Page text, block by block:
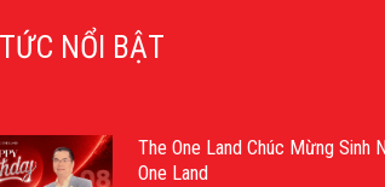
NỔI BẬT
The One Land Chúc Mừng
One Land